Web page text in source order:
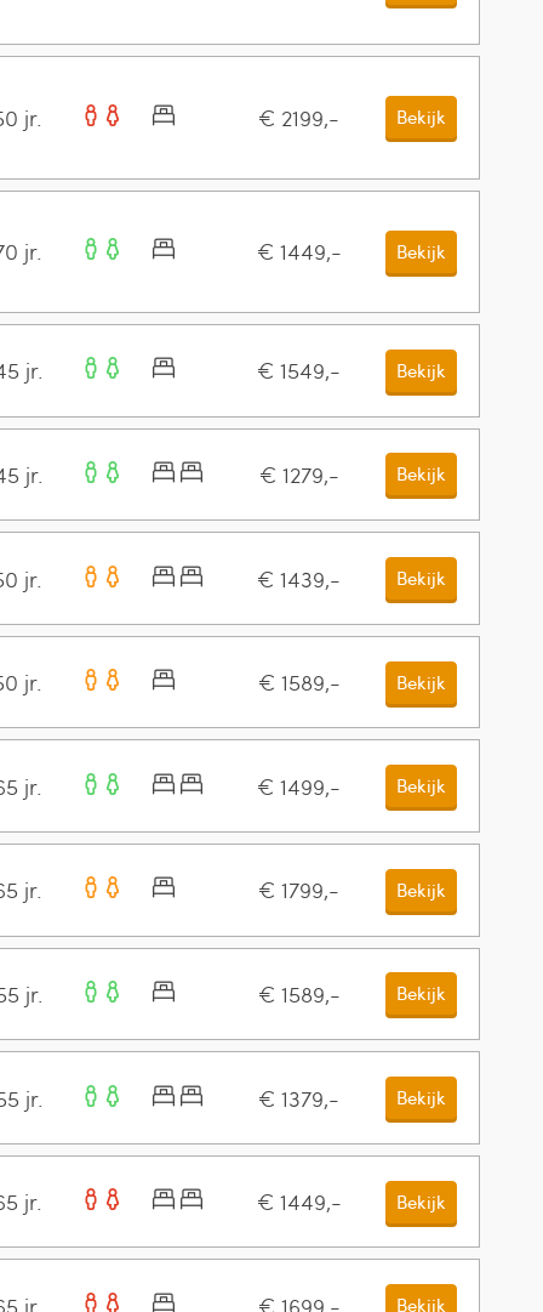
€ 2199,-
jr. Bekijk
€ 1449,-
jr. Bekijk
€ 1549,-
jr. Bekijk
€ 1279,-
jr. Bekijk
€ 1439,-
jr. Bekijk
€ 1589,-
jr. Bekijk
€ 1499,-
jr. Bekijk
€ 1799,-
jr. Bekijk
€ 1589,-
jr. Bekijk
€ 1379,-
jr. Bekijk
€ 1449,-
jr. Bekijk
€ 1699,-
jr. Bekijk